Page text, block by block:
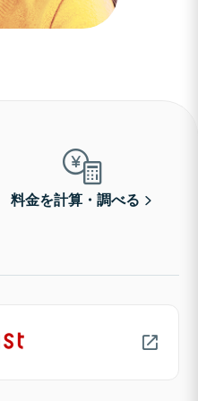
料金を計算・調べる